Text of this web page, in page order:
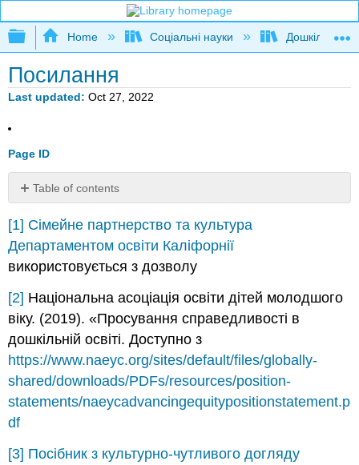
Expand/collapse global hierarchy
Home Соціальні науки Дошкільна
Посилання
Last updated Oct 27, 2022
Page ID
Table of contents
No
[1] Сімейне партнерство та культура
Департаментом освіти Каліфорнії
використовується з дозволу
[2] Національна асоціація освіти дітей молодшого
віку. (2019). «Просування справедливості в
дошкільній освіті. Доступно з
https://www.naeyc.org/sites/default/files/globally-
shared/downloads/PDFs/resources/position-
statements/naeycadvancingequitypositionstatement.p
df
[3] Посібник з культурно-чутливого догляду